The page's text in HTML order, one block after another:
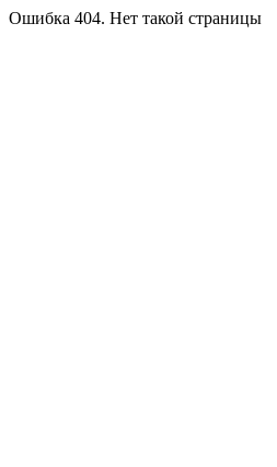
Ошибка 404. Нет такой страницы